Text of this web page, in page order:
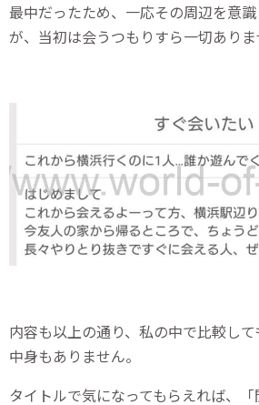
最中だったため、一応その周辺を意
が、当初は会うつもりすら一切ありま
内容も以上の通り、私の中で比較して
中身もありません。
タイトルで気になってもらえれば、